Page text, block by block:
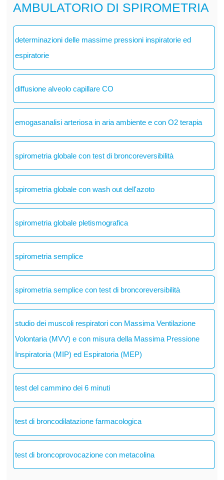
AMBULATORIO DI SPIROMETRIA
determinazioni delle massime pressioni inspiratorie ed
espiratorie
diffusione alveolo capillare CO
emogasanalisi arteriosa in aria ambiente e con O2 terapia
spirometria globale con test di broncoreversibilità
spirometria globale con wash out dell'azoto
spirometria globale pletismografica
spirometria semplice
spirometria semplice con test di broncoreversibilità
studio dei muscoli respiratori con Massima Ventilazione
Volontaria (MVV) e con misura della Massima Pressione
Inspiratoria (MIP) ed Espiratoria (MEP)
test del cammino dei 6 minuti
test di broncodilatazione farmacologica
test di broncoprovocazione con metacolina